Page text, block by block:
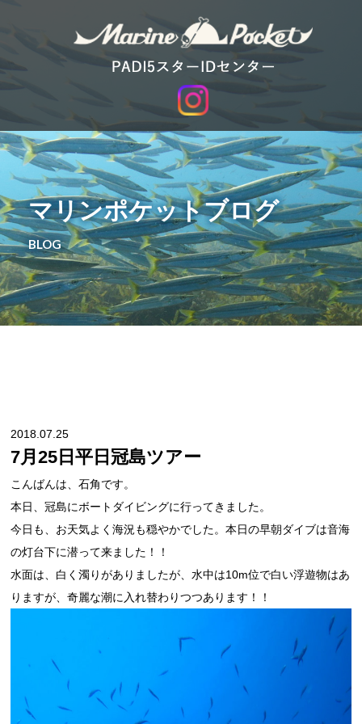
マリンポケットブログ
BLOG
2018.07.25
7月25日平日冠島ツアー
こんばんは、石角です。
本日、冠島にボートダイビングに行ってきました。
今日も、お天気よく海況も穏やかでした。本日の早朝ダイブは音海
の灯台下に潜って来ました！！
水面は、白く濁りがありましたが、水中は10m位で白い浮遊物はあ
りますが、奇麗な潮に入れ替わりつつあります！！